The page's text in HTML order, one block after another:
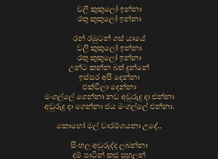
වලි කුකුලෝ ඉන්නා
රතු කුකුලෝ ඉන්නා
රන් රඹුටන් ගස් යායේ
වලි කුකුලෝ ඉන්නා
රතු කුකුලෝ ඉන්නා
උන්ට කන්න බත් දුන්නේ
ඉස්සර අපි දෙන්නා
එක්වීලා දෙන්නා
මංගල්ලේ ගෙන්නා නව අවුරුදු දා එන්නා
අවුරුදු දා ගෙන්නා ජය මංගල්ලේ එන්නා.
කොහෝ මල් වාරම්ගයනා උදේ..
සිංහල අවුරුද්ද ලබන්නා
දම් පාටින් කජු පුහුලන්